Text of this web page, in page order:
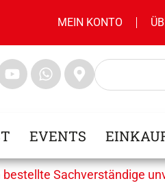
MEIN KONTO
EVENTS
Sachverständige